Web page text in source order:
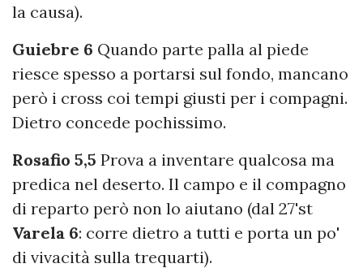
la causa).
Guiebre 6 Quando parte palla al piede
riesce spesso a portarsi sul fondo, mancano
però i cross coi tempi giusti per i compagni.
Dietro concede pochissimo.
Rosafio 5,5 Prova a inventare qualcosa ma
predica nel deserto. Il campo e il compagno
di reparto però non lo aiutano (dal 27'st
Varela 6: corre dietro a tutti e porta un po'
di vivacità sulla trequarti).